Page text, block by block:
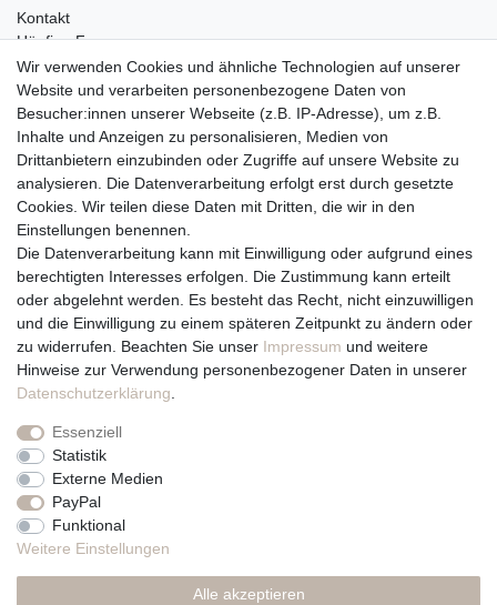
Kontakt
Häufige Fragen
Zahlungsmöglichkeiten
Versandbedingungen
Widerrufsrecht
Vertrag widerrufen
Über uns und unsere Kerzen
Team
Unternehmen / Philosophie
Kerzenpflege und Abbrennhinweise
Unsere Kerzenlieferanten
Du erreichst uns von
Montag bis Freitag 10 bis 17 Uhr
Telefonisch und per Whatsapp
erreichst Du uns unter:
+49 561 287 907 84
Rechtliches
Impressum
Wir verwenden Cookies und ähnliche Technologien auf unserer
Website und verarbeiten personenbezogene Daten von
Besucher:innen unserer Webseite (z.B. IP-Adresse), um z.B.
Inhalte und Anzeigen zu personalisieren, Medien von
Drittanbietern einzubinden oder Zugriffe auf unsere Website zu
analysieren. Die Datenverarbeitung erfolgt erst durch gesetzte
Cookies. Wir teilen diese Daten mit Dritten, die wir in den
Einstellungen benennen.
Die Datenverarbeitung kann mit Einwilligung oder aufgrund eines
berechtigten Interesses erfolgen. Die Zustimmung kann erteilt
oder abgelehnt werden. Es besteht das Recht, nicht einzuwilligen
und die Einwilligung zu einem späteren Zeitpunkt zu ändern oder
zu widerrufen. Beachten Sie unser Impressum und weitere
Hinweise zur Verwendung personenbezogener Daten in unserer
Daten­schutz­erklärung
Essenziell
Statistik
Externe Medien
PayPal
Funktional
Weitere Einstellungen
Alle akzeptieren